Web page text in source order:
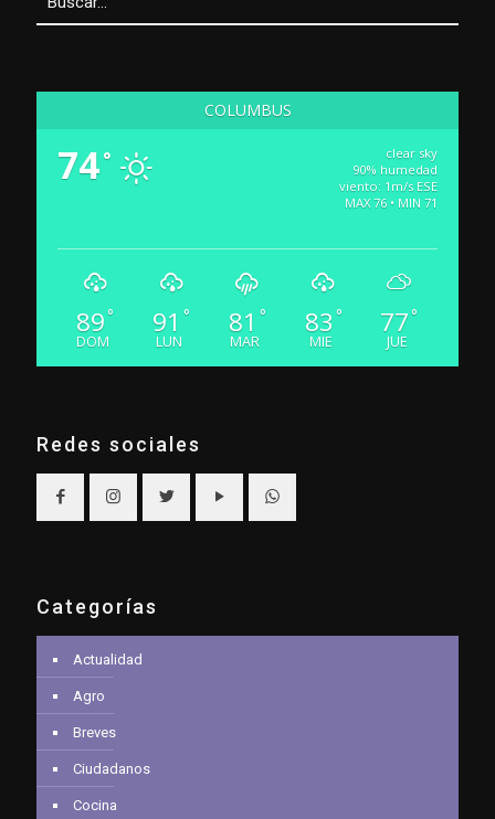
COLUMBUS
74°
clear sky
90% humedad
viento: 1m/s ESE
MAX 76 • MIN 71
89 °
DOM
91 °
LUN
81 °
MAR
83 °
MIE
77 °
JUE
Redes sociales
Categorías
Actualidad
Agro
Breves
Ciudadanos
Cocina